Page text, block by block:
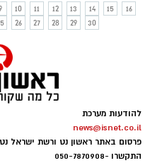
10 11 12 13 14 15
16
26 27 28 29 30
להודעות מערכת
news@isnet.co.il
פרסום באתר ראשון נט ורשת ישראל נט
התקשרו -050-7870908